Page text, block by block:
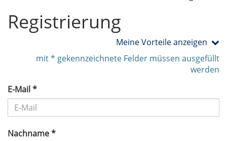
Registrierung
Meine Vorteile anzeigen
mit * gekennzeichnete Felder müssen ausgefüllt
werden
E-Mail *
Nachname *